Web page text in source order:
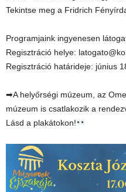
Tekintse meg a Fridrich
Programjaink ingyenesen
Regisztráció helye:
Regisztráció határideje: június
➡A helyőrségi múzeum, az
múzeum is csatlakozik a
Lásd a plakátokon!